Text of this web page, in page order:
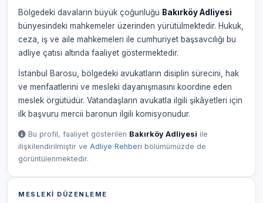
Bölgedeki davaların büyük çoğunluğu Bakırköy Adliyesi
bünyesindeki mahkemeler üzerinden yürütülmektedir. Hukuk,
ceza, iş ve aile mahkemeleri ile cumhuriyet başsavcılığı bu
adliye çatısı altında faaliyet göstermektedir.
İstanbul Barosu, bölgedeki avukatların disiplin sürecini, hak
ve menfaatlerini ve mesleki dayanışmasını koordine eden
meslek örgütüdür. Vatandaşların avukatla ilgili şikâyetleri için
ilk başvuru mercii baronun ilgili komisyonudur.
Bu profil, faaliyet gösterilen Bakırköy Adliyesi ile
ilişkilendirilmiştir ve Adliye Rehberi bölümümüzde de
görüntülenmektedir.
MESLEKI DÜZENLEME